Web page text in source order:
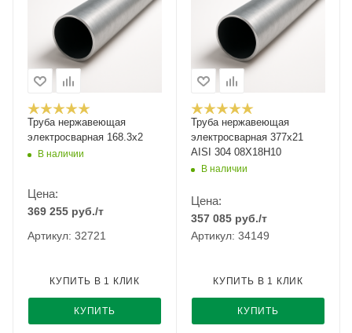
Труба нержавеющая
электросварная 168.3х2
В наличии
Цена:
369 255 руб./т
Артикул: 32721
КУПИТЬ
КУПИТЬ В 1 КЛИК
Труба нержавеющая
электросварная 377х21
AISI 304 08Х18Н10
В наличии
Цена:
357 085 руб./т
Артикул: 34149
КУПИТЬ
КУПИТЬ В 1 КЛИК